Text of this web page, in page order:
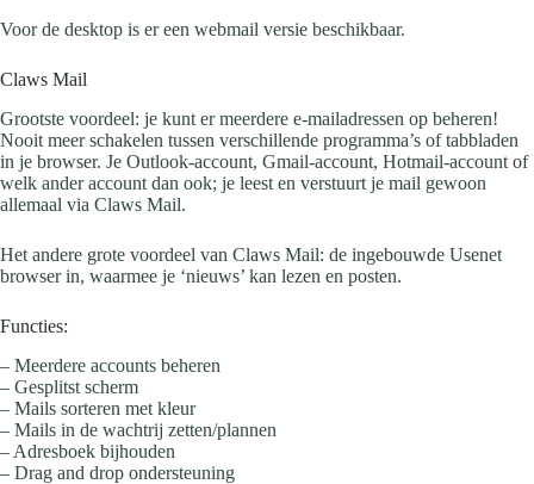
Voor de desktop is er een webmail versie beschikbaar.
Claws Mail
Grootste voordeel: je kunt er meerdere e-mailadressen op beheren!
Nooit meer schakelen tussen verschillende programma’s of tabbladen
in je browser. Je Outlook-account, Gmail-account, Hotmail-account of
welk ander account dan ook; je leest en verstuurt je mail gewoon
allemaal via Claws Mail.
Het andere grote voordeel van Claws Mail: de ingebouwde Usenet
browser in, waarmee je ‘nieuws’ kan lezen en posten.
Functies:
– Meerdere accounts beheren
– Gesplitst scherm
– Mails sorteren met kleur
– Mails in de wachtrij zetten/plannen
– Adresboek bijhouden
– Drag and drop ondersteuning